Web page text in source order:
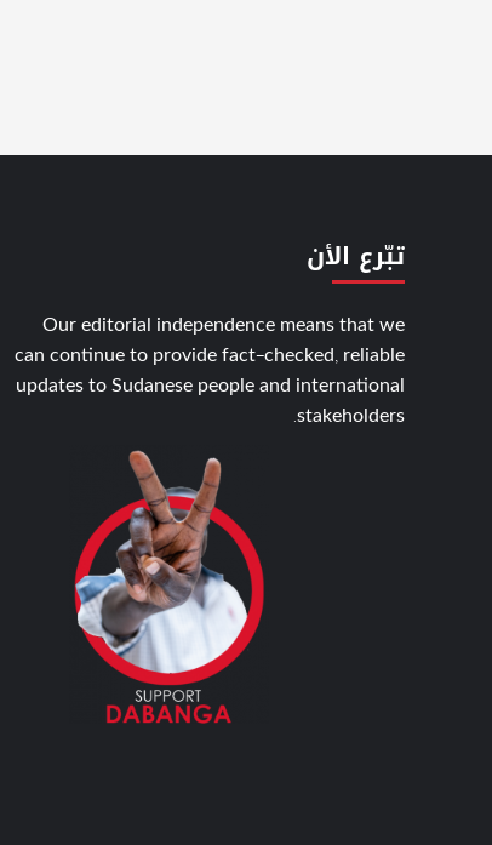
تبّرع الأن
Our editorial independence means that we
can continue to provide fact-checked, reliable
updates to Sudanese people and international
stakeholders.